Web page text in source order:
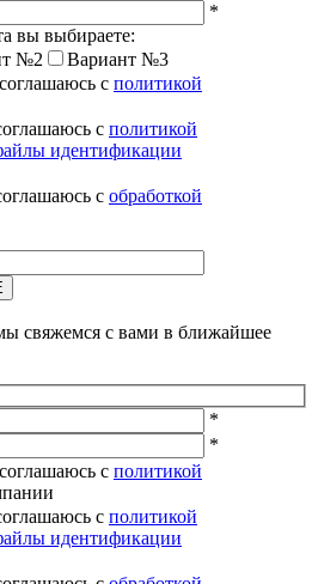
*
вы выбираете:
№2
Вариант №3
с политикой
с политикой
идентификации
с обработкой
свяжемся с вами в ближайшее
*
*
с политикой
с политикой
идентификации